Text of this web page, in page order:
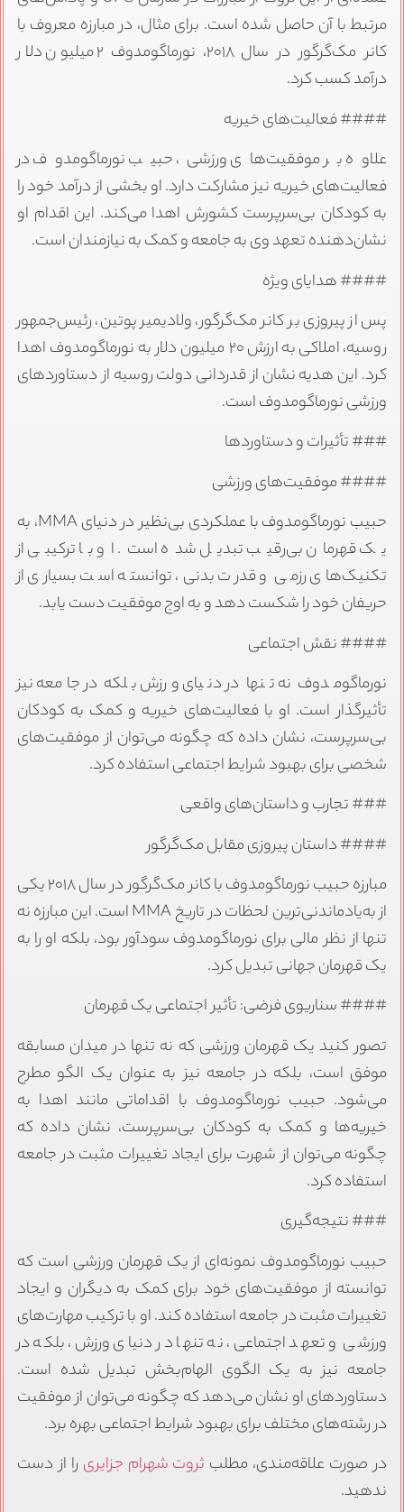
مرتبط با آن حاصل شده است. برای مثال، در مبارزه معروف با
کانر مک‌گرگور در سال ۲۰۱۸، نورماگومدوف ۲ میلیون دلار
درآمد کسب کرد.
#### فعالیت‌های خیریه
علاوه بر موفقیت‌های ورزشی، حبیب نورماگومدوف در
فعالیت‌های خیریه نیز مشارکت دارد. او بخشی از درآمد خود را
به کودکان بی‌سرپرست کشورش اهدا می‌کند. این اقدام او
نشان‌دهنده تعهد وی به جامعه و کمک به نیازمندان است.
#### هدایای ویژه
پس از پیروزی بر کانر مک‌گرگور، ولادیمیر پوتین، رئیس‌جمهور
روسیه، املاکی به ارزش ۲۰ میلیون دلار به نورماگومدوف اهدا
کرد. این هدیه نشان از قدردانی دولت روسیه از دستاوردهای
ورزشی نورماگومدوف است.
### تأثیرات و دستاوردها
#### موفقیت‌های ورزشی
حبیب نورماگومدوف با عملکردی بی‌نظیر در دنیای MMA، به
یک قهرمان بی‌رقیب تبدیل شده است. او با ترکیبی از
تکنیک‌های رزمی و قدرت بدنی، توانسته است بسیاری از
حریفان خود را شکست دهد و به اوج موفقیت دست یابد.
#### نقش اجتماعی
نورماگومدوف نه تنها در دنیای ورزش بلکه در جامعه نیز
تأثیرگذار است. او با فعالیت‌های خیریه و کمک به کودکان
بی‌سرپرست، نشان داده که چگونه می‌توان از موفقیت‌های
شخصی برای بهبود شرایط اجتماعی استفاده کرد.
### تجارب و داستان‌های واقعی
#### داستان پیروزی مقابل مک‌گرگور
مبارزه حبیب نورماگومدوف با کانر مک‌گرگور در سال ۲۰۱۸ یکی
از به‌یادماندنی‌ترین لحظات در تاریخ MMA است. این مبارزه نه
تنها از نظر مالی برای نورماگومدوف سودآور بود، بلکه او را به
یک قهرمان جهانی تبدیل کرد.
#### سناریوی فرضی: تأثیر اجتماعی یک قهرمان
تصور کنید یک قهرمان ورزشی که نه تنها در میدان مسابقه
موفق است، بلکه در جامعه نیز به عنوان یک الگو مطرح
می‌شود. حبیب نورماگومدوف با اقداماتی مانند اهدا به
خیریه‌ها و کمک به کودکان بی‌سرپرست، نشان داده که
چگونه می‌توان از شهرت برای ایجاد تغییرات مثبت در جامعه
استفاده کرد.
### نتیجه‌گیری
حبیب نورماگومدوف نمونه‌ای از یک قهرمان ورزشی است که
توانسته از موفقیت‌های خود برای کمک به دیگران و ایجاد
تغییرات مثبت در جامعه استفاده کند. او با ترکیب مهارت‌های
ورزشی و تعهد اجتماعی، نه تنها در دنیای ورزش، بلکه در
جامعه نیز به یک الگوی الهام‌بخش تبدیل شده است.
دستاوردهای او نشان می‌دهد که چگونه می‌توان از موفقیت
در رشته‌های مختلف برای بهبود شرایط اجتماعی بهره برد.
در صورت علاقه‌مندی، مطلب ثروت شهرام جزایریرا از دست
ندهید.